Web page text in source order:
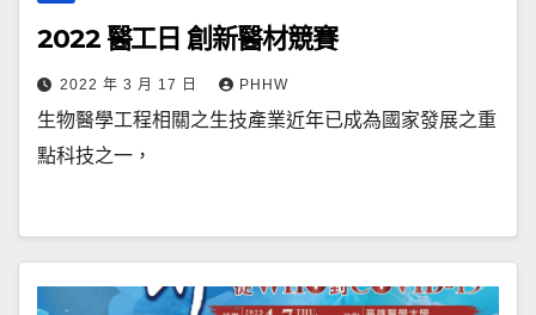
2022 醫工日 創新醫材競賽
2022 年 3 月 17 日 PHHW
生物醫學工程相關之生技產業近年已成為國家發展之重
點科技之一，